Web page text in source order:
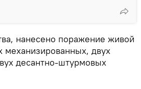
нанесено поражение живой
механизированных, двух
десантно-штурмовых